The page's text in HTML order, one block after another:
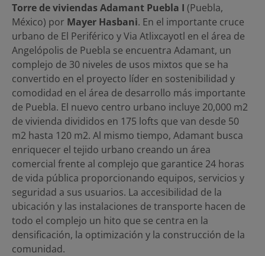
Torre de viviendas Adamant Puebla I (Puebla,
México) por Mayer Hasbani. En el importante cruce
urbano de El Periférico y Via Atlixcayotl en el área de
Angelópolis de Puebla se encuentra Adamant, un
complejo de 30 niveles de usos mixtos que se ha
convertido en el proyecto líder en sostenibilidad y
comodidad en el área de desarrollo más importante
de Puebla. El nuevo centro urbano incluye 20,000 m2
de vivienda divididos en 175 lofts que van desde 50
m2 hasta 120 m2. Al mismo tiempo, Adamant busca
enriquecer el tejido urbano creando un área
comercial frente al complejo que garantice 24 horas
de vida pública proporcionando equipos, servicios y
seguridad a sus usuarios. La accesibilidad de la
ubicación y las instalaciones de transporte hacen de
todo el complejo un hito que se centra en la
densificación, la optimización y la construcción de la
comunidad.